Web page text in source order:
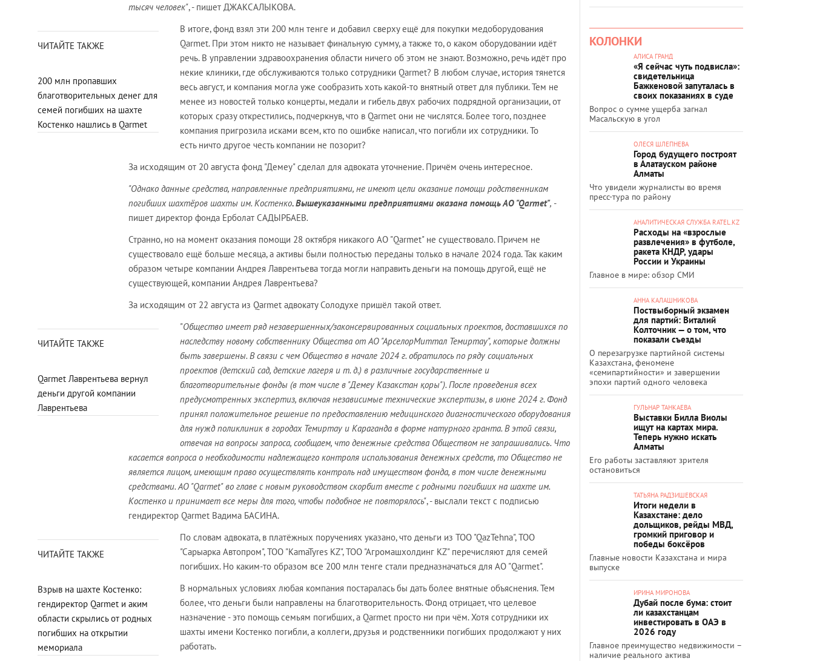
тысяч человек", - пишет ДЖАКСАЛЫКОВА.
ЧИТАЙТЕ ТАКЖЕ
200 млн пропавших
благотворительных денег для
семей погибших на шахте
Костенко нашлись в Qarmet
В итоге, фонд взял эти 200 млн тенге и добавил сверху ещё для покупки медоборудования
Qarmet. При этом никто не называет финальную сумму, а также то, о каком оборудовании идёт
речь. В управлении здравоохранения области ничего об этом не знают. Возможно, речь идёт про
некие клиники, где обслуживаются только сотрудники Qarmet? В любом случае, история тянется
весь август, и компания могла уже сообразить хоть какой-то внятный ответ для публики. Тем не
менее из новостей только концерты, медали и гибель двух рабочих подрядной организации, от
которых сразу открестились, подчеркнув, что в Qarmet они не числятся. Более того, позднее
компания пригрозила исками всем, кто по ошибке написал, что погибли их сотрудники. То
есть ничто другое честь компании не позорит?
За исходящим от 20 августа фонд "Демеу" сделал для адвоката уточнение. Причём очень интересное.
"Однако данные средства, направленные предприятиями, не имеют цели оказание помощи родственникам
погибших шахтёров шахты им. Костенко. Вышеуказанными предприятиями оказана помощь AO "Qarmet", -
пишет директор фонда Ерболат САДЫРБАЕВ.
Странно, но на момент оказания помощи 28 октября никакого АО "Qarmet" не существовало. Причем не
существовало ещё больше месяца, а активы были полностью переданы только в начале 2024 года. Так каким
образом четыре компании Андрея Лаврентьева тогда могли направить деньги на помощь другой, ещё не
существующей, компании Андрея Лаврентьева?
За исходящим от 22 августа из Qarmet адвокату Солодухе пришёл такой ответ.
ЧИТАЙТЕ ТАКЖЕ
Qarmet Лаврентьева вернул
деньги другой компании
Лаврентьева
"Общество имеет ряд незавершенных/законсервированных социальных проектов, доставшихся по
наследству новому собственнику Общества от АО "АрселорМиттал Темиртау", которые должны
быть завершены. В связи с чем Общество в начале 2024 г. обратилось по ряду социальных
проектов (детский сад, детские лагеря и т. д.) в различные государственные и
благотворительные фонды (в том числе в "Демеу Казакстан қоры"). После проведения всех
предусмотренных экспертиз, включая независимые технические экспертизы, в июне 2024 г. Фонд
принял положительное решение по предоставлению медицинского диагностического оборудования
для нужд поликлиник в городах Темиртау и Караганда в форме натурного гранта. В этой связи,
отвечая на вопросы запроса, сообщаем, что денежные средства Обществом не запрашивались. Что
касается вопроса о необходимости надлежащего контроля использования денежных средств, то Общество не
является лицом, имеющим право осуществлять контроль над имуществом фонда, в том числе денежными
средствами. AO "Qarmet" во главе с новым руководством скорбит вместе с родными погибших на шахте им.
Костенко и принимает все меры для того, чтобы подобное не повторялось", - выслали текст с подписью
гендиректор Qarmet Вадима БАСИНА.
ЧИТАЙТЕ ТАКЖЕ
Взрыв на шахте Костенко:
гендиректор Qarmet и аким
области скрылись от родных
погибших на открытии
мемориала
По словам адвоката, в платёжных поручениях указано, что деньги из TOO "QazTehna", ТОО
"Сарыарка Автопром", TOO "KamaTyres KZ", ТОО "Агромашхолдинг KZ" перечисляют для семей
погибших. Но каким-то образом все 200 млн тенге стали предназначаться для АО "Qarmet".
В нормальных условиях любая компания постаралась бы дать более внятные объяснения. Тем
более, что деньги были направлены на благотворительность. Фонд отрицает, что целевое
назначение - это помощь семьям погибших, а Qarmet просто ни при чём. Хотя сотрудники их
шахты имени Костенко погибли, а коллеги, друзья и родственники погибших продолжают у них
работать.
КОЛОНКИ
АЛИСА ГРАНД
«Я сейчас чуть подвисла»:
свидетельница
Бажкеновой запуталась в
своих показаниях в суде
Вопрос о сумме ущерба загнал
Масальскую в угол
ОЛЕСЯ ШЛЕПНЕВА
Город будущего построят
в Алатауском районе
Алматы
Что увидели журналисты во время
пресс-тура по району
АНАЛИТИЧЕСКАЯ СЛУЖБА RATEL.KZ
Расходы на «взрослые
развлечения» в футболе,
ракета КНДР, удары
России и Украины
Главное в мире: обзор СМИ
АННА КАЛАШНИКОВА
Поствыборный экзамен
для партий: Виталий
Колточник — о том, что
показали съезды
О перезагрузке партийной системы
Казахстана, феномене
«семипартийности» и завершении
эпохи партий одного человека
ГУЛЬНАР ТАНКАЕВА
Выставки Билла Виолы
ищут на картах мира.
Теперь нужно искать
Алматы
Его работы заставляют зрителя
остановиться
ТАТЬЯНА РАДЗИШЕВСКАЯ
Итоги недели в
Казахстане: дело
дольщиков, рейды МВД,
громкий приговор и
победы боксёров
Главные новости Казахстана и мира
выпуске
ИРИНА МИРОНОВА
Дубай после бума: стоит
ли казахстанцам
инвестировать в ОАЭ в
2026 году
Главное преимущество недвижимости –
наличие реального актива